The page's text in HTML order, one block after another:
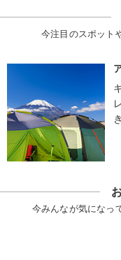
今注目のスポット
今みんなが気になっ